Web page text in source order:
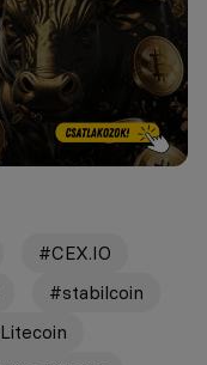
#CEX.IO
#stabilcoin